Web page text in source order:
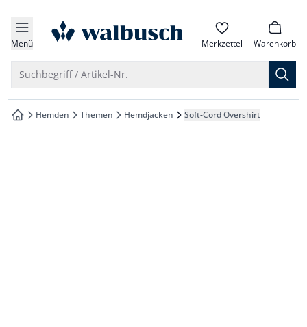
springen
springen
springen
springen
Menü zur Startseite Merkzettel Warenkorb
Suchbegriff / Artikel-Nr.
zur Startseite
Hemden Themen Hemdjacken Soft-Cord Overshirt